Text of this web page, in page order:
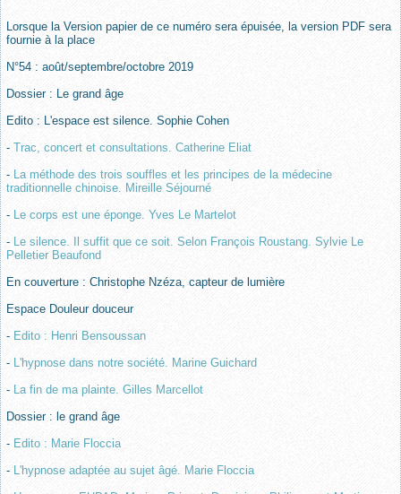
Lorsque la Version papier de ce numéro sera épuisée, la version PDF sera
fournie à la place
N°54 : août/septembre/octobre 2019
Dossier : Le grand âge
Edito : L'espace est silence. Sophie Cohen
- Trac, concert et consultations. Catherine Eliat
- La méthode des trois souffles et les principes de la médecine
traditionnelle chinoise. Mireille Séjourné
- Le corps est une éponge. Yves Le Martelot
- Le silence. Il suffit que ce soit. Selon François Roustang. Sylvie Le
Pelletier Beaufond
En couverture : Christophe Nzéza, capteur de lumière
Espace Douleur douceur
- Edito : Henri Bensoussan
- L'hypnose dans notre société. Marine Guichard
- La fin de ma plainte. Gilles Marcellot
Dossier : le grand âge
- Edito : Marie Floccia
- L'hypnose adaptée au sujet âgé. Marie Floccia